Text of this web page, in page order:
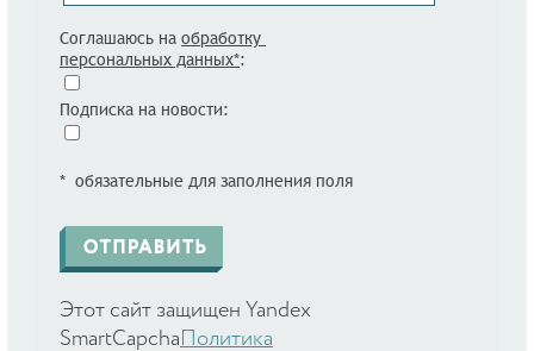
Соглашаюсь на обработку
персональных данных*:
Подписка на новости:
* обязательные для заполнения поля
Этот сайт защищен Yandex
SmartCapcha Политика